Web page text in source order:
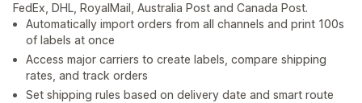
FedEx, DHL, RoyalMail, Australia Post and Canada Post.
Automatically import orders from all channels and print 100s
of labels at once
Access major carriers to create labels, compare shipping
rates, and track orders
Set shipping rules based on delivery date and smart route